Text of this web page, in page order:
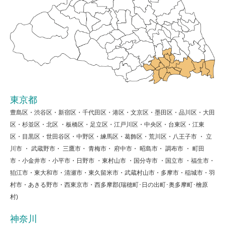
東京都
豊島区・渋谷区・新宿区・千代田区・港区・文京区・墨田区・品川区・大田
区・杉並区・北区 ・板橋区・足立区・江戸川区・中央区・台東区・江東
区・目黒区・世田谷区・中野区・練馬区・葛飾区・荒川区・八王子市 ・ 立
川市 ・ 武蔵野市・ 三鷹市・ 青梅市・ 府中市・ 昭島市・ 調布市 ・ 町田
市・小金井市・小平市・日野市 ・東村山市 ・国分寺市 ・国立市 ・福生市・
狛江市・東大和市・清瀬市・東久留米市・武蔵村山市・多摩市・稲城市・羽
村市・あきる野市・西東京市・西多摩郡(瑞穂町･日の出町･奥多摩町･檜原
村)
神奈川